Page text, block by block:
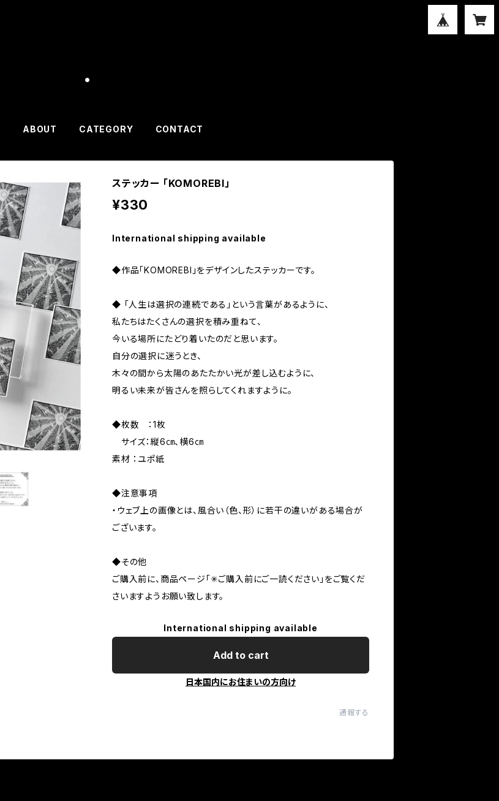
.
ABOUT CATEGORY CONTACT
ステッカー 「KOMOREBI」
¥330
International shipping available
◆作品「KOMOREBI」をデザインしたステッカーです。
◆ 「人生は選択の連続である」という言葉があるように、
私たちはたくさんの選択を積み重ねて、
今いる場所にたどり着いたのだと思います。
自分の選択に迷うとき、
木々の間から太陽のあたたかい光が差し込むように、
明るい未来が皆さんを照らしてくれますように。
◆枚数 ：1枚
サイズ：縦6㎝、横6㎝
素材 ：ユポ紙
◆注意事項
・ウェブ上の画像とは、風合い（色、形）に若干の違いがある場合が
ございます。
◆その他
ご購入前に、商品ページ「✳︎ご購入前にご一読ください」をご覧くだ
さいますようお願い致します。
International shipping available
Add to cart
日本国内にお住まいの方向け
通報する